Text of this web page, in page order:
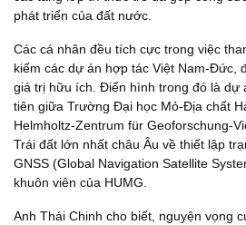
phát triển của đất nước.
Các cá nhân đều tích cực trong việc
kiếm các dự án hợp tác Việt Nam-Đức,
giá trị hữu ích. Điển hình trong đó là dự
tiên giữa Trường Đại học Mỏ-Địa chất
Helmholtz-Zentrum für Geoforschung-
Trái đất lớn nhất châu Âu về thiết lập
GNSS (Global Navigation Satellite
khuôn viên của HUMG.
Anh Thái Chinh cho biết, nguyện vọng